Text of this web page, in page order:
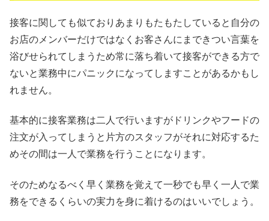
接客に関しても似ておりあまりもたもたしていると自分の
お店のメンバーだけではなくお客さんにまできつい言葉を
浴びせられてしまうため常に落ち着いて接客ができる方で
ないと業務中にパニックになってしますことがあるかもし
れません。
基本的に接客業務は二人で行いますがドリンクやフードの
注文が入ってしまうと片方のスタッフがそれに対応するた
めその間は一人で業務を行うことになります。
そのためなるべく早く業務を覚えて一秒でも早く一人で業
務をできるくらいの実力を身に着けるのはいいでしょう。